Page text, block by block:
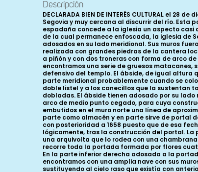
Descripción
DECLARADA BIEN DE INTERÉS CULTURAL el
Segovia y muy cercana al discurrir del río. Esta
espadaña concede a la iglesia un aspecto
de la cual permanece enfoscada, la iglesia de
adosados en su lado meridional. Sus muros
realizada con grandes piedras de la cantera
a piñón y con dos troneras con forma de arco
encontramos una serie de gruesos matacanes,
defensivo del templo. El ábside, de igual altura
parte meridional probablemente cuando se
doble listel y a los canecillos que la sustentan
dobladas. El ábside tienen adosado por su
arco de medio punto cegado, para cuya
embutidos en el muro norte una línea de
parte como almacén y en parte sirve de portal
con posterioridad a 1658 puesto que de esa
lógicamente, tras la construcción del portal.
una arquivolta que lo rodea con una
recorre toda la portada formada por flores
En la parte inferior derecha adosada a la
encontramos con una amplia nave con sus
sustituyendo al cielo raso que existía con